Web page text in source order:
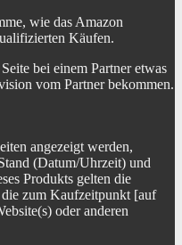
wie das Amazon
Käufen.
bei einem Partner etwas
vom Partner bekommen.
angezeigt werden,
(Datum/Uhrzeit) und
Produkts gelten die
zum Kaufzeitpunkt [auf
oder anderen